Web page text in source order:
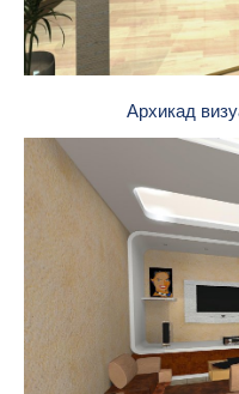
Архикад